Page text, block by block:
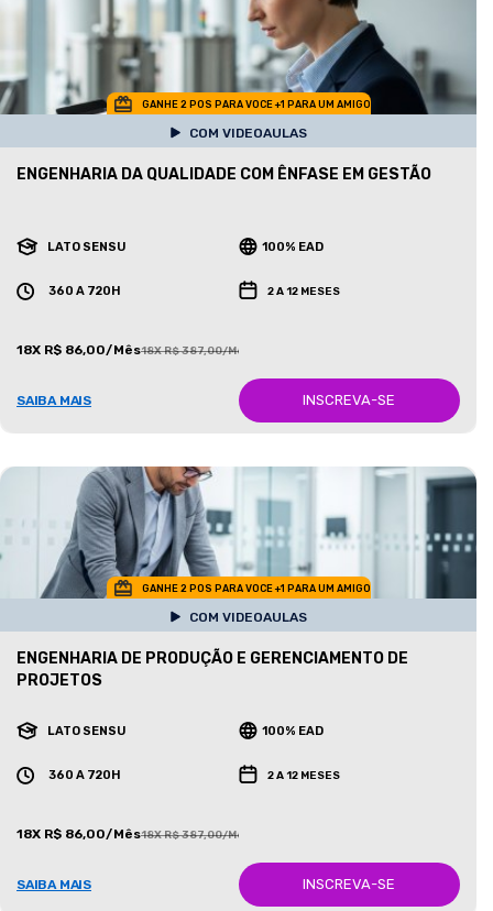
GANHE 2 POS PARA VOCE +1 PARA UM AMIGO
COM VIDEOAULAS
ENGENHARIA DA QUALIDADE COM ÊNFASE EM GESTÃO
LATO SENSU 100% EAD
360 A 720H 2 A 12 MESES
18X R$ 86,00/Mês18X R$ 387,00/Mês
SAIBA MAIS INSCREVA-SE
GANHE 2 POS PARA VOCE +1 PARA UM AMIGO
COM VIDEOAULAS
ENGENHARIA DE PRODUÇÃO E GERENCIAMENTO DE
PROJETOS
LATO SENSU 100% EAD
360 A 720H 2 A 12 MESES
18X R$ 86,00/Mês18X R$ 387,00/Mês
SAIBA MAIS INSCREVA-SE